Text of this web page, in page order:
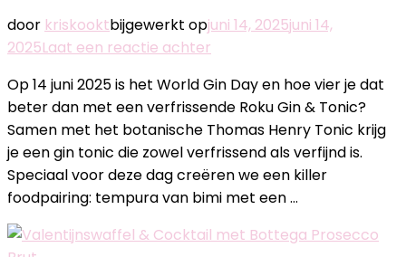
door kriskooktbijgewerkt opjuni 14, 2025juni 14,
2025Laat een reactie achter
Gin
Day
2025:
Roku
Gin
en
Tempura
Op 14 juni 2025 is het World Gin Day en hoe vier je dat
beter dan met een verfrissende Roku Gin & Tonic?
Samen met het botanische Thomas Henry Tonic krijg
je een gin tonic die zowel verfrissend als verfijnd is.
Speciaal voor deze dag creëren we een killer
foodpairing: tempura van bimi met een …